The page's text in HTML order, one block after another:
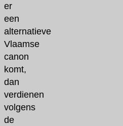
er
een
alternatieve
Vlaamse
canon
komt,
dan
verdienen
volgens
de